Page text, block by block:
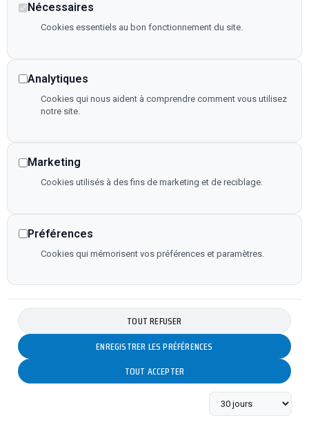
Nécessaires
Cookies essentiels au bon fonctionnement du site.
Analytiques
Cookies qui nous aident à comprendre comment vous utilisez
notre site.
Marketing
Cookies utilisés à des fins de marketing et de reciblage.
Préférences
Cookies qui mémorisent vos préférences et paramètres.
TOUT REFUSER
ENREGISTRER LES PRÉFÉRENCES
TOUT ACCEPTER